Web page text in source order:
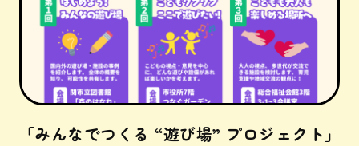
「みんなでつくる “遊び場” プロジェクト」